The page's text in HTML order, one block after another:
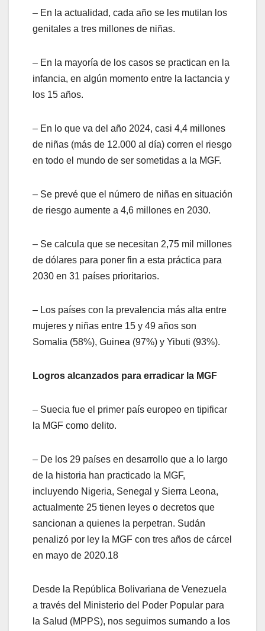
– En la actualidad, cada año se les mutilan los
genitales a tres millones de niñas.
– En la mayoría de los casos se practican en la
infancia, en algún momento entre la lactancia y
los 15 años. ​
– En lo que va del año 2024, casi 4,4 millones
de niñas (más de 12.000 al día) corren el riesgo
en todo el mundo de ser sometidas a la MGF.
– Se prevé que el número de niñas en situación
de riesgo aumente a 4,6 millones en 2030.
– Se calcula que se necesitan 2,75 mil millones
de dólares para poner fin a esta práctica para
2030 en 31 países prioritarios.
– Los países con la prevalencia más alta entre
mujeres y niñas entre 15 y 49 años son
Somalia (58%), Guinea (97%) y Yibuti (93%).
Logros alcanzados para erradicar la MGF
– Suecia fue el primer país europeo en tipificar
la MGF como delito.
– De los 29 países en desarrollo que a lo largo
de la historia han practicado la MGF,
incluyendo Nigeria, Senegal y Sierra Leona,
actualmente 25 tienen leyes o decretos que
sancionan a quienes la perpetran. Sudán
penalizó por ley la MGF con tres años de cárcel
en mayo de 2020.18​
Desde la República Bolivariana de Venezuela
a través del Ministerio del Poder Popular para
la Salud (MPPS), nos seguimos sumando a los